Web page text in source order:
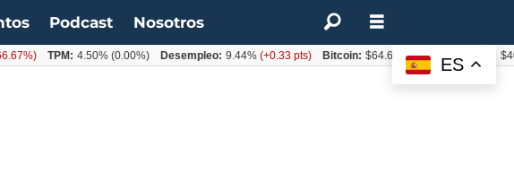
Podcast Nosotros
ES
TPM: 4.50%(0.00%) Desempleo: 9.44%(+0.33 pts) Bitcoin: $64.600,08(+2.93%) $40.844,79